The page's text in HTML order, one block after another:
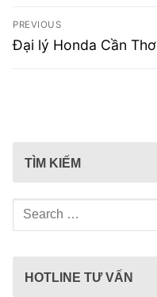
Điều
hướng
PREVIOUS
Previous
Đại lý Honda Cần Thơ
TÌM KIẾM
Tìm
kiếm
HOTLINE TƯ VẤN